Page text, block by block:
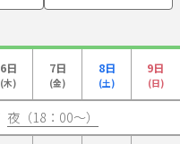
6日
(木)
7日
(金)
8日
(土)
9日
(日)
夜（18：00～）